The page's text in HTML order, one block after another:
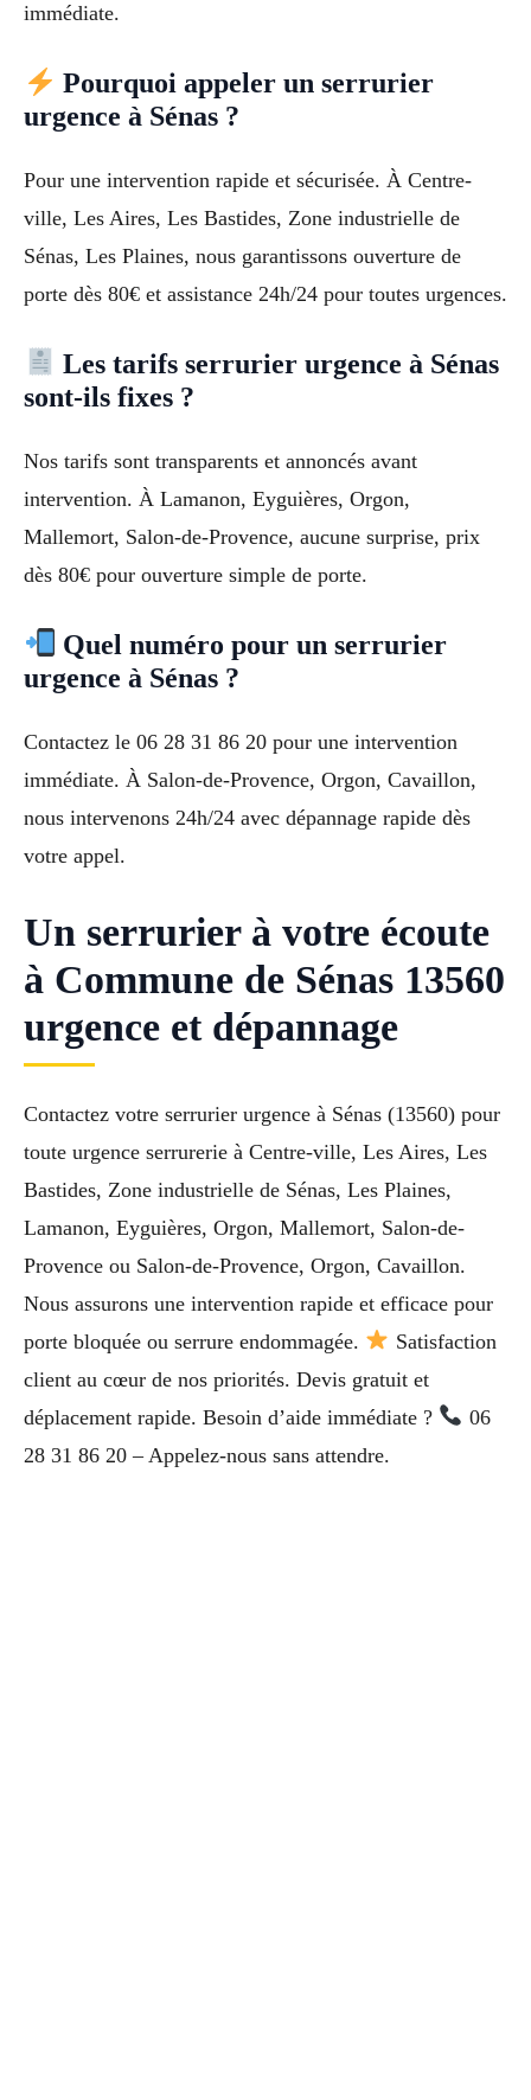
immédiate.
Pourquoi appeler un serrurier
urgence à Sénas ?
Pour une intervention rapide et sécurisée. À Centre-
ville, Les Aires, Les Bastides, Zone industrielle de
Sénas, Les Plaines, nous garantissons ouverture de
porte dès 80€ et assistance 24h/24 pour toutes urgences.
Les tarifs serrurier urgence à Sénas
sont-ils fixes ?
Nos tarifs sont transparents et annoncés avant
intervention. À Lamanon, Eyguières, Orgon,
Mallemort, Salon-de-Provence, aucune surprise, prix
dès 80€ pour ouverture simple de porte.
Quel numéro pour un serrurier
urgence à Sénas ?
Contactez le 06 28 31 86 20 pour une intervention
immédiate. À Salon-de-Provence, Orgon, Cavaillon,
nous intervenons 24h/24 avec dépannage rapide dès
votre appel.
Un serrurier à votre écoute
à Commune de Sénas 13560
urgence et dépannage
Contactez votre serrurier urgence à Sénas (13560) pour
toute urgence serrurerie à Centre-ville, Les Aires, Les
Bastides, Zone industrielle de Sénas, Les Plaines,
Lamanon, Eyguières, Orgon, Mallemort, Salon-de-
Provence ou Salon-de-Provence, Orgon, Cavaillon.
Nous assurons une intervention rapide et efficace pour
porte bloquée ou serrure endommagée.
Satisfaction
client au cœur de nos priorités. Devis gratuit et
déplacement rapide. Besoin d’aide immédiate ?
06
28 31 86 20 – Appelez-nous sans attendre.